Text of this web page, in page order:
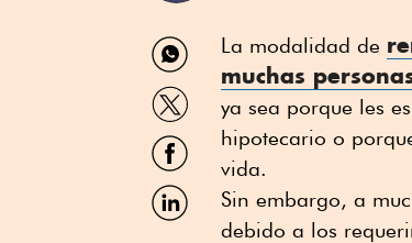
Compartir
por
WhatsApp
Compartir
por
Twitter
Compartir
por
Facebook
Compartir
por
La modalidad de
muchas
ya sea porque les
hipotecario o
vida.
Sin embargo, a
debido a los